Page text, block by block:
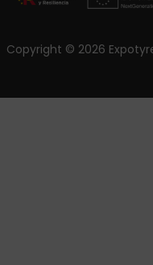
Copyright © 2026